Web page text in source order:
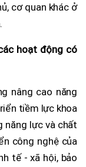
cơ quan khác ở
hoạt động có
nâng cao năng
tiềm lực khoa
năng lực và chất
công nghệ của
tế - xã hội, bảo